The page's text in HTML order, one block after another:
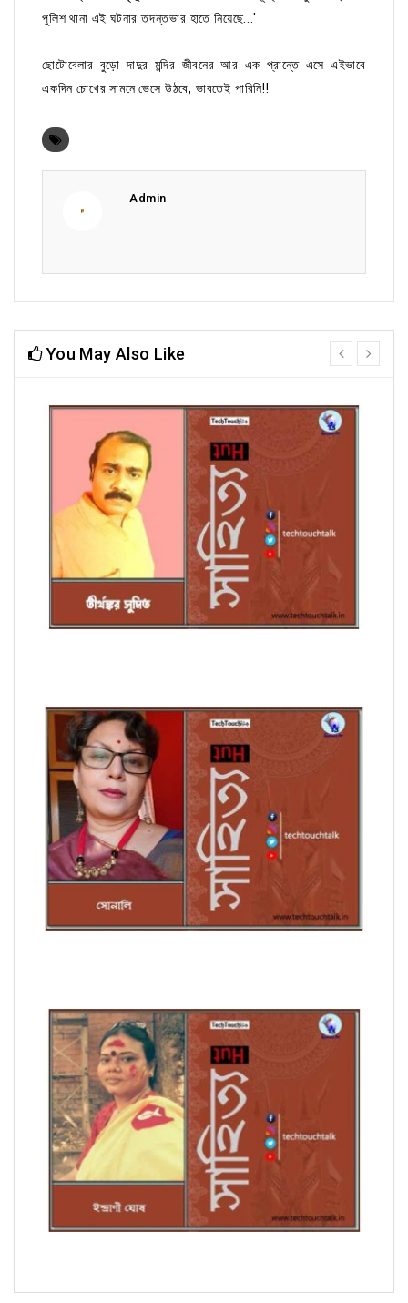
পুলিশ থানা এই ঘটনার তদন্তভার হাতে নিয়েছে...'
ছোটোবেলার বুড়ো দাদুর মন্দির জীবনের আর এক প্রান্তে এসে এইভাবে
একদিন চোখের সামনে ভেসে উঠবে, ভাবতেই পারিনি!!
Admin
You May Also Like
prev